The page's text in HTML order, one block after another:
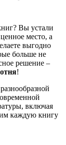
Вы устали
место, а
выгодно
больше не
решение –
!
включая
каждую книгу